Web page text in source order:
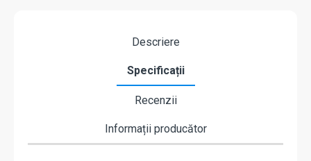
Descriere
Specificații
Recenzii
Informații producător